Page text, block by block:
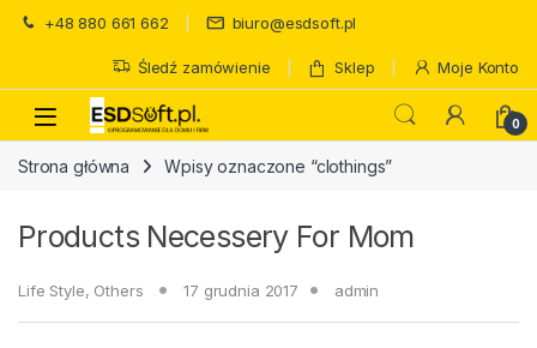
Skip to navigation
Skip to content
+48 880 661 662 biuro@esdsoft.pl
Śledź zamówienie Sklep Moje Konto
0
Strona główna Wpisy oznaczone “clothings”
Products Necessery For Mom
Life Style, Others 17 grudnia 2017 admin